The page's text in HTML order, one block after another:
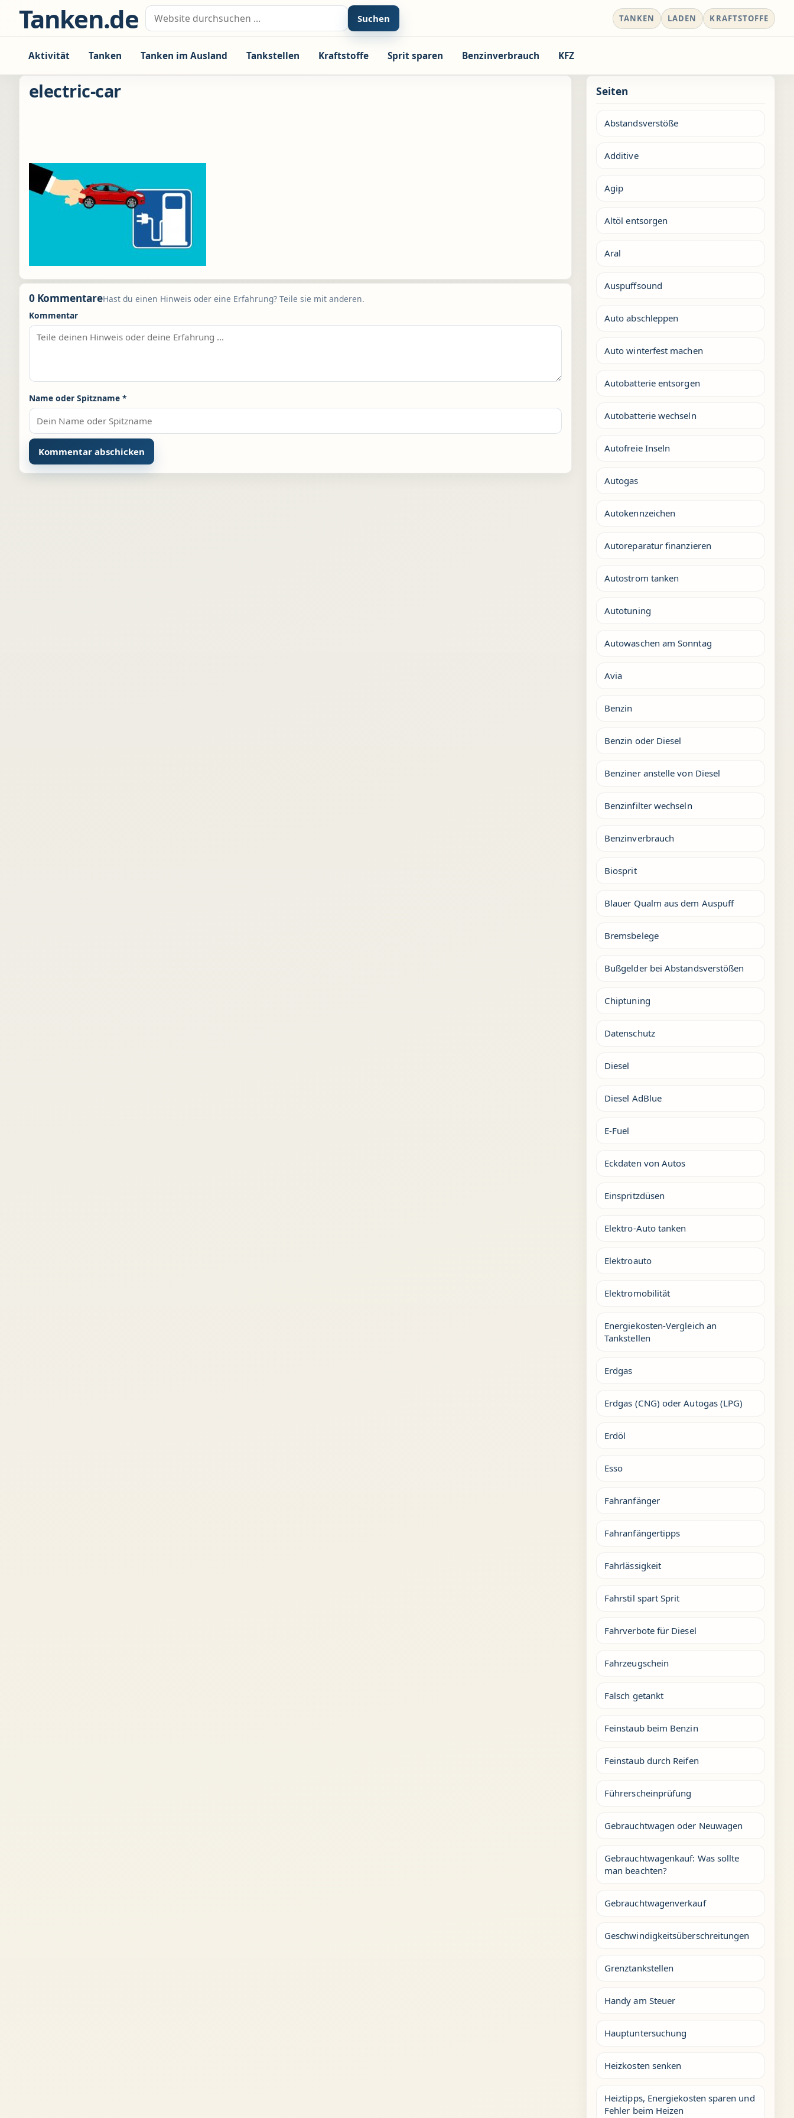
Zum Inhalt springen
Tanken.de Suche nach: Suchen TANKEN LADEN KRAFTSTOFFE
Aktivität Tanken Tanken im Ausland Tankstellen Kraftstoffe Sprit sparen Benzinverbrauch KFZ
electric-car
0 KommentareHast du einen Hinweis oder eine Erfahrung? Teile sie mit anderen.
Kommentar
Name oder Spitzname *
Seiten
Abstandsverstöße
Additive
Agip
Altöl entsorgen
Aral
Auspuffsound
Auto abschleppen
Auto winterfest machen
Autobatterie entsorgen
Autobatterie wechseln
Autofreie Inseln
Autogas
Autokennzeichen
Autoreparatur finanzieren
Autostrom tanken
Autotuning
Autowaschen am Sonntag
Avia
Benzin
Benzin oder Diesel
Benziner anstelle von Diesel
Benzinfilter wechseln
Benzinverbrauch
Biosprit
Blauer Qualm aus dem Auspuff
Bremsbelege
Bußgelder bei Abstandsverstößen
Chiptuning
Datenschutz
Diesel
Diesel AdBlue
E-Fuel
Eckdaten von Autos
Einspritzdüsen
Elektro-Auto tanken
Elektroauto
Elektromobilität
Energiekosten-Vergleich an
Tankstellen
Erdgas
Erdgas (CNG) oder Autogas (LPG)
Erdöl
Esso
Fahranfänger
Fahranfängertipps
Fahrlässigkeit
Fahrstil spart Sprit
Fahrverbote für Diesel
Fahrzeugschein
Falsch getankt
Feinstaub beim Benzin
Feinstaub durch Reifen
Führerscheinprüfung
Gebrauchtwagen oder Neuwagen
Gebrauchtwagenkauf: Was sollte
man beachten?
Gebrauchtwagenverkauf
Geschwindigkeitsüberschreitungen
Grenztankstellen
Handy am Steuer
Hauptuntersuchung
Heizkosten senken
Heiztipps, Energiekosten sparen und
Fehler beim Heizen